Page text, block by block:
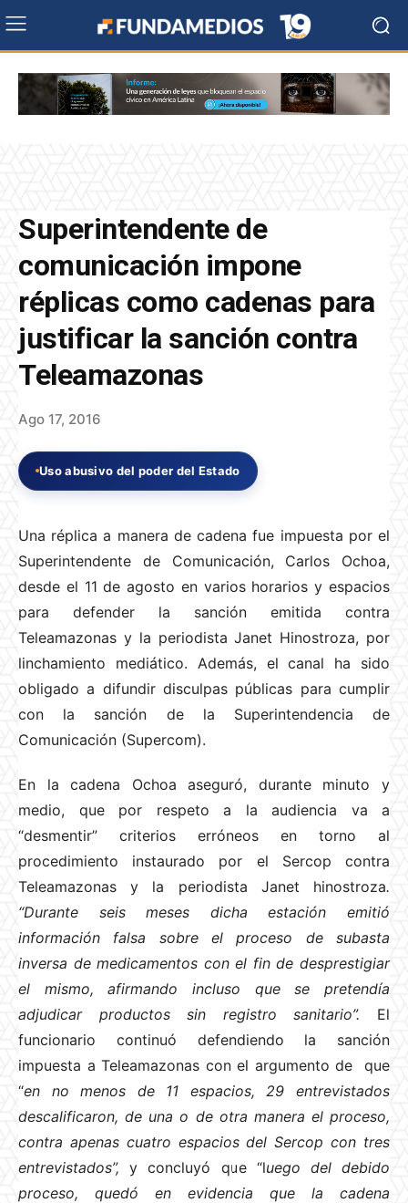
Superintendente de
comunicación impone
réplicas como cadenas para
justificar la sanción contra
Teleamazonas
Ago 17, 2016
Uso abusivo del poder del Estado
Una réplica a manera de cadena fue impuesta por el
Superintendente de Comunicación, Carlos Ochoa,
desde el 11 de agosto en varios horarios y espacios
para defender la sanción emitida contra
Teleamazonas y la periodista Janet Hinostroza, por
linchamiento mediático. Además, el canal ha sido
obligado a difundir disculpas públicas para cumplir
con la sanción de la Superintendencia de
Comunicación (Supercom).
En la cadena Ochoa aseguró, durante minuto y
medio, que por respeto a la audiencia va a
“desmentir” criterios erróneos en torno al
procedimiento instaurado por el Sercop contra
Teleamazonas y la periodista Janet hinostroza.
“Durante seis meses dicha estación emitió
información falsa sobre el proceso de subasta
inversa de medicamentos con el fin de desprestigiar
el mismo, afirmando incluso que se pretendía
adjudicar productos sin registro sanitario”. El
funcionario continuó defendiendo la sanción
impuesta a Teleamazonas con el argumento de que
“en no menos de 11 espacios, 29 entrevistados
descalificaron, de una o de otra manera el proceso,
contra apenas cuatro espacios del Sercop con tres
entrevistados”, y concluyó que “luego del debido
proceso, quedó en evidencia que la cadena